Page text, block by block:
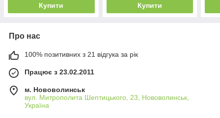
Купити Купити
Про нас
100% позитивних з 21 відгука за рік
Працює з 23.02.2011
м. Нововолинськ
вул. Митрополита Шептицького, 23, Нововолинськ,
Україна